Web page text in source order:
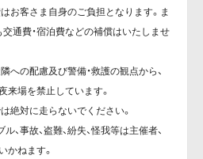
お客さま自身のご負担となります。ま
通費・宿泊費などの補償はいたしませ
への配慮及び警備・救護の観点から、
来場を禁止しています。
絶対に走らないでください。
事故、盗難、紛失、怪我等は主催者、
かねます。